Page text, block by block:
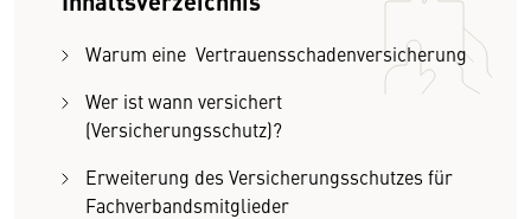
Warum eine Vertrauensschadenversicherung
Wer ist wann versichert
(Versicherungsschutz)?
Erweiterung des Versicherungsschutzes für
Fachverbandsmitglieder